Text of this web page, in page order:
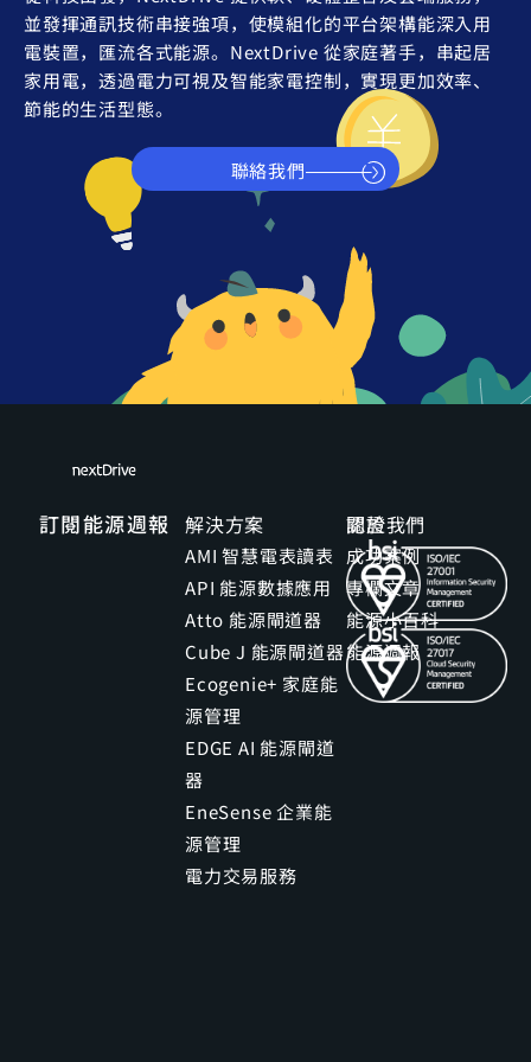
並發揮通訊技術串接強項，使模組化的平台架構能深入用
電裝置，匯流各式能源。NextDrive 從家庭著手，串起居
家用電，透過電力可視及智能家電控制，實現更加效率、
節能的生活型態。
聯絡我們
訂閱能源週報 解決方案
AMI 智慧電表讀表
API 能源數據應用
Atto 能源閘道器
Cube J 能源閘道器
Ecogenie+ 家庭能
源管理
EDGE AI 能源閘道
器
EneSense 企業能
源管理
電力交易服務
關於我們
成功案例
專欄文章
能源小百科
能源週報
認證